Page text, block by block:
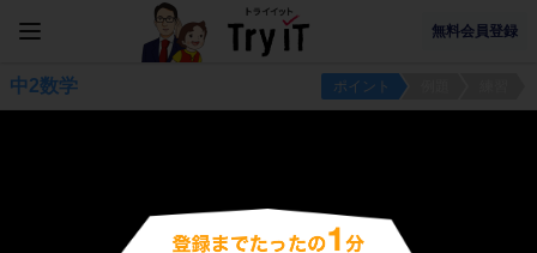
無料会員登録
中2数学 ポイント